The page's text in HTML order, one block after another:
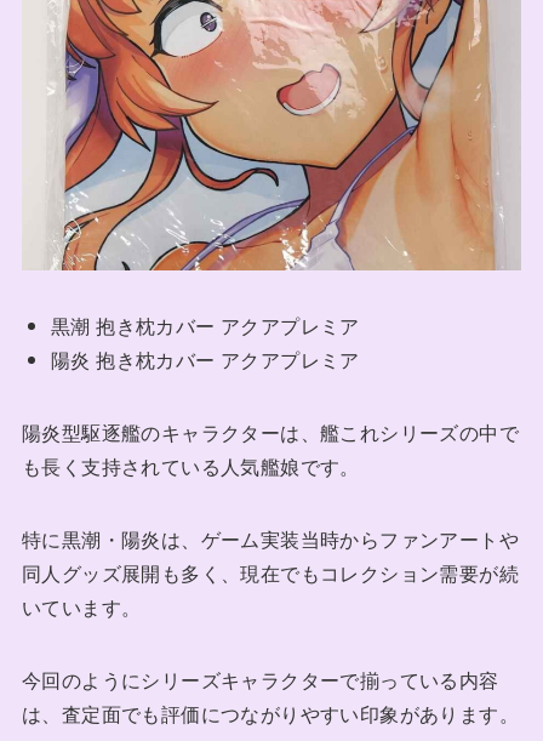
黒潮 抱き枕カバー アクアプレミア
陽炎 抱き枕カバー アクアプレミア
陽炎型駆逐艦のキャラクターは、艦これシリーズの中で
も長く支持されている人気艦娘です。
特に黒潮・陽炎は、ゲーム実装当時からファンアートや
同人グッズ展開も多く、現在でもコレクション需要が続
いています。
今回のようにシリーズキャラクターで揃っている内容
は、査定面でも評価につながりやすい印象があります。